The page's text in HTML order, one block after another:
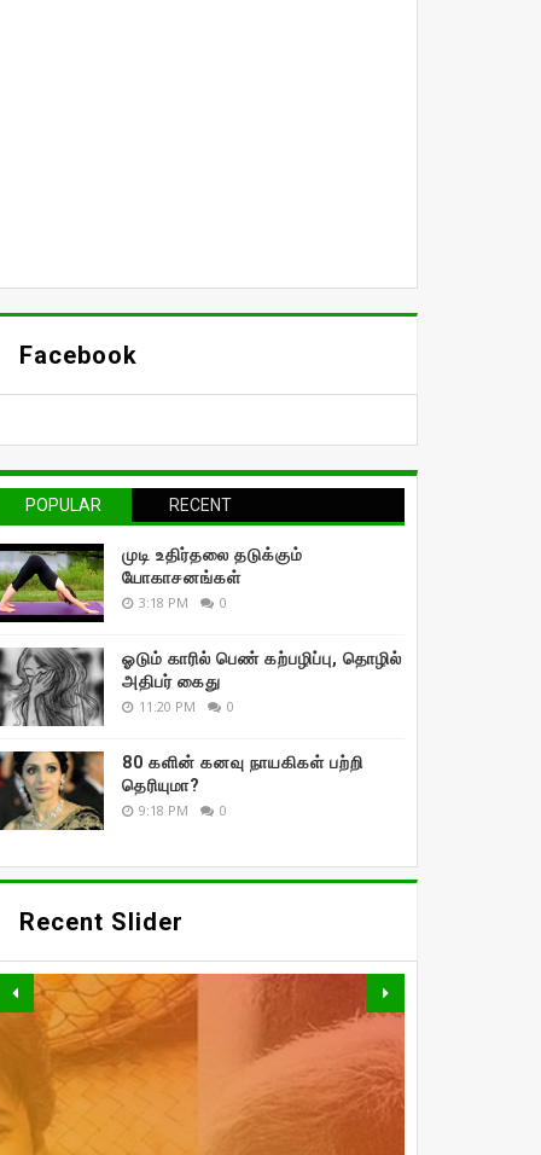
Facebook
POPULAR RECENT
முடி உதிர்தலை தடுக்கும்
யோகாசனங்கள்
3:18 PM 0
ஓடும் காரில் பெண் கற்பழிப்பு, தொழில்
அதிபர் கைது
11:20 PM 0
80 களின் கனவு நாயகிகள் பற்றி
தெரியுமா?
9:18 PM 0
Recent Slider